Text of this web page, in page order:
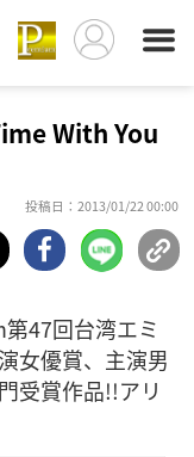
With You
投稿日：2013/01/22 00:00
47回台湾エミ
女優賞、主演男
受賞作品!!アリ